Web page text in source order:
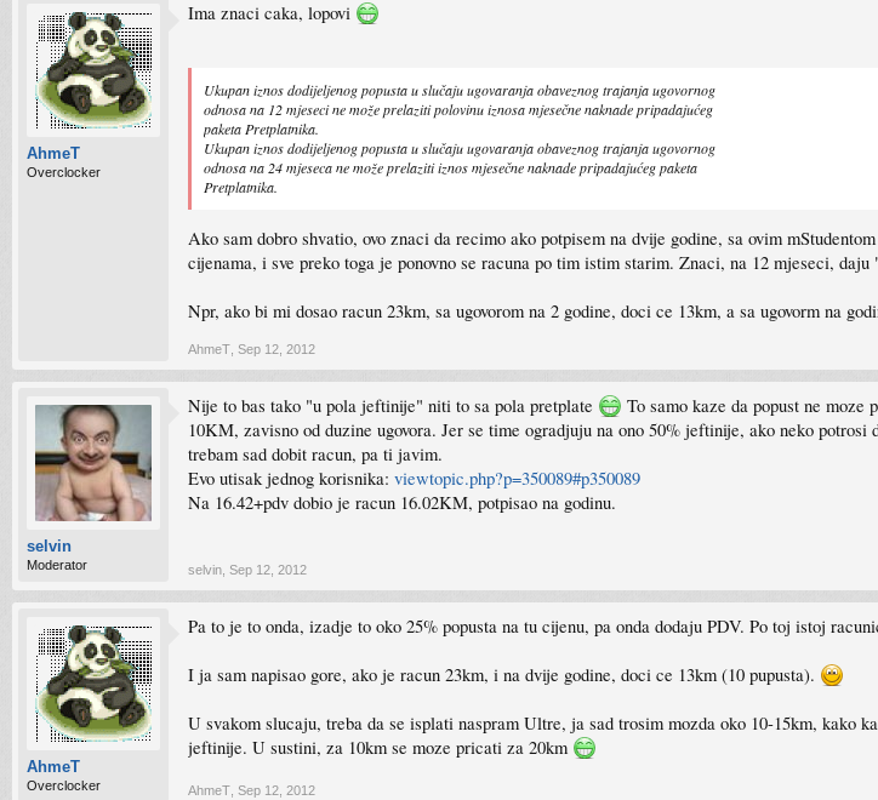
AhmeT
Overclocker
Ima znaci caka, lopovi
Ukupan iznos dodijeljenog popusta u slučaju ugovaranja obaveznog trajanja ugovornog
odnosa na 12 mjeseci ne može prelaziti polovinu iznosa mjesečne naknade pripadajućeg
paketa Pretplatnika.
Ukupan iznos dodijeljenog popusta u slučaju ugovaranja obaveznog trajanja ugovornog
odnosa na 24 mjeseca ne može prelaziti iznos mjesečne naknade pripadajućeg paketa
Pretplatnika.
Ako sam dobro shvatio, ovo znaci da recimo ako potpisem na dvije godine, sa ovim
cijenama, i sve preko toga je ponovno se racuna po tim istim starim. Znaci, na 12 mjeseci,
Npr, ako bi mi dosao racun 23km, sa ugovorom na 2 godine, doci ce 13km, a sa ugovorm na
AhmeT Sep 12, 2012
selvin
Moderator
Nije to bas tako "u pola jeftinije" niti to sa pola pretplate
To samo kaze da popust ne
10KM, zavisno od duzine ugovora. Jer se time ogradjuju na ono 50% jeftinije, ako neko
trebam sad dobit racun, pa ti javim.
Evo utisak jednog korisnika: viewtopic.php?p=350089#p350089
Na 16.42+pdv dobio je racun 16.02KM, potpisao na godinu.
selvin Sep 12, 2012
AhmeT
Overclocker
Pa to je to onda, izadje to oko 25% popusta na tu cijenu, pa onda dodaju PDV. Po toj istoj
I ja sam napisao gore, ako je racun 23km, i na dvije godine, doci ce 13km (10 pupusta).
U svakom slucaju, treba da se isplati naspram Ultre, ja sad trosim mozda oko 10-15km, kako
jeftinije. U sustini, za 10km se moze pricati za 20km
AhmeT Sep 12, 2012